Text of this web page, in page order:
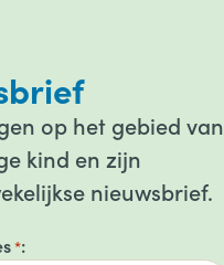
op het gebied van
kind en zijn
nieuwsbrief.
*